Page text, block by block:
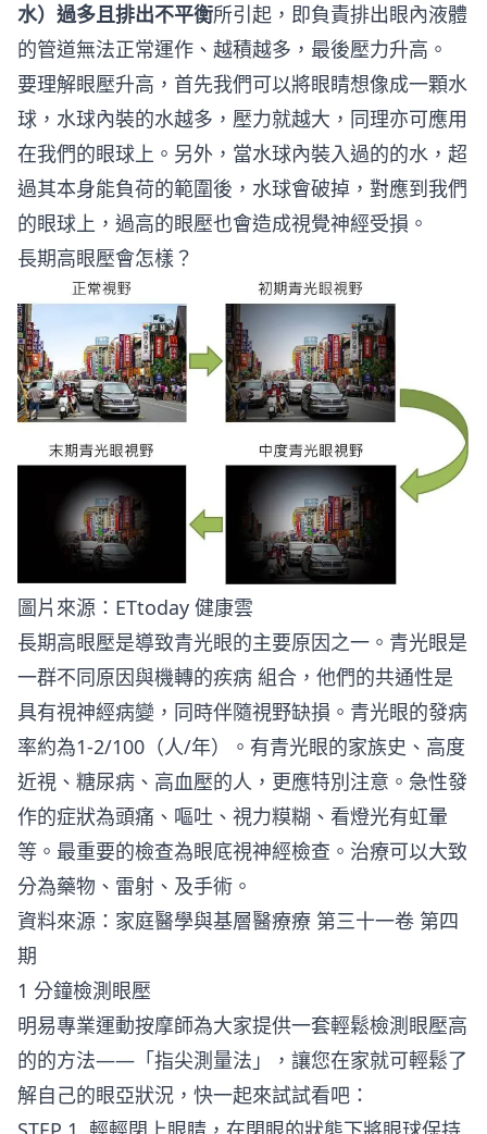
水）過多且排出不平衡所引起，即負責排出眼內液體
的管道無法正常運作、越積越多，最後壓力升高。
要理解眼壓升高，首先我們可以將眼睛想像成一顆水
球，水球內裝的水越多，壓力就越大，同理亦可應用
在我們的眼球上。另外，當水球內裝入過的的水，超
過其本身能負荷的範圍後，水球會破掉，對應到我們
的眼球上，過高的眼壓也會造成視覺神經受損。
長期高眼壓會怎樣？
圖片來源： ETtoday 健康雲
長期高眼壓是導致青光眼的主要原因之一。青光眼是
一群不同原因與機轉的疾病 組合，他們的共通性是
具有視神經病變，同時伴隨視野缺損。青光眼的發病
率約為1-2/100（人/年）。有青光眼的家族史、高度
近視、糖尿病、高血壓的人，更應特別注意。急性發
作的症狀為頭痛、嘔吐、視力糢糊、看燈光有虹暈
等。最重要的檢查為眼底視神經檢查。治療可以大致
分為藥物、雷射、及手術。
資料來源： 家庭醫學與基層醫療療 第三十一卷 第四
期
1 分鐘檢測眼壓
明易專業運動按摩師為大家提供一套輕鬆檢測眼壓高
的的方法——「指尖測量法」，讓您在家就可輕鬆了
解自己的眼亞狀況，快一起來試試看吧：